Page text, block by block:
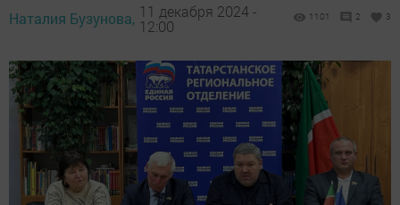
Наталия Бузунова, 11 декабря 2024 -
12:00
1101 2 3